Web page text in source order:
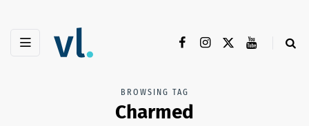
BROWSING TAG
Charmed